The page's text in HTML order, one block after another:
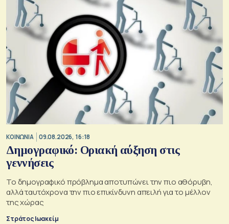
ΚΟΙΝΩΝΙΑ 09.08.2026, 16:18
Δημογραφικό: Οριακή αύξηση στις
γεννήσεις
Το δημογραφικό πρόβλημα αποτυπώνει την πιο αθόρυβη,
αλλά ταυτόχρονα την πιο επικίνδυνη απειλή για το μέλλον
της χώρας
Στράτος Ιωακείμ